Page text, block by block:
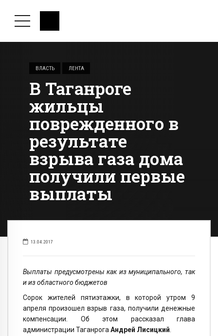
ВЛАСТЬ ЛЕНТА
В Таганроге
жильцы
поврежденного в
результате
взрыва газа дома
получили первые
выплаты
13.04.2017
Выплаты предусмотрены как из муниципального, так
и из областного бюджетов
Сорок жителей пятиэтажки, в которой утром 9
апреля произошел взрыв газа, получили денежные
компенсации. Об этом рассказал глава
администрации ТаганрогаАндрей Лисицкий.